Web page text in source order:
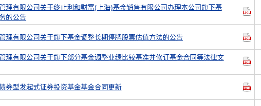
理有限公司关于终止利和财富(上海)基金销售有限公司办理本公司旗下基
的公告
理有限公司关于旗下基金调整长期停牌股票估值方法的公告
理有限公司关于旗下部分基金调整业绩比较基准并修订基金合同等法律文
券型发起式证券投资基金基金合同更新